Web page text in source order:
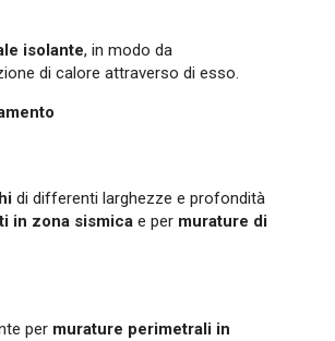
isolante, in modo da
di calore attraverso di esso.
di differenti larghezze e profondità
in zona sismica e per murature di
per murature perimetrali in